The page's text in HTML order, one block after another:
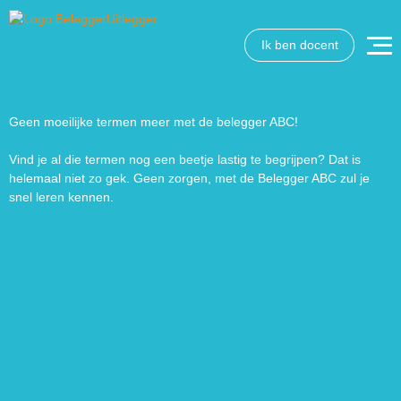
Ik ben docent
Geen moeilijke termen meer met de belegger ABC!
Vind je al die termen nog een beetje lastig te begrijpen? Dat is
helemaal niet zo gek. Geen zorgen, met de Belegger ABC zul je
snel leren kennen.
Wat wil je opzoeken?
hebben? We helpen je graag een handje.
Zoek
naar:
Zoekknop